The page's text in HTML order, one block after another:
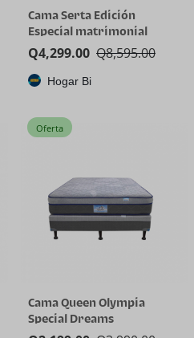
Cama Serta Edición
Especial matrimonial
Q8,595.00
Q4,299.00
Hogar Bi
Oferta
Cama Queen Olympia
Special Dreams